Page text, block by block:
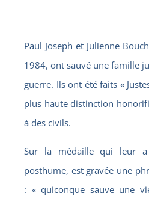
Paul Joseph et Julienne
1984, ont sauvé une famille
guerre. Ils ont été faits «
plus haute distinction
à des civils.
Sur la médaille qui leur
posthume, est gravée une
: « quiconque sauve une